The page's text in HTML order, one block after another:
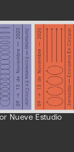
Nueve Estudio